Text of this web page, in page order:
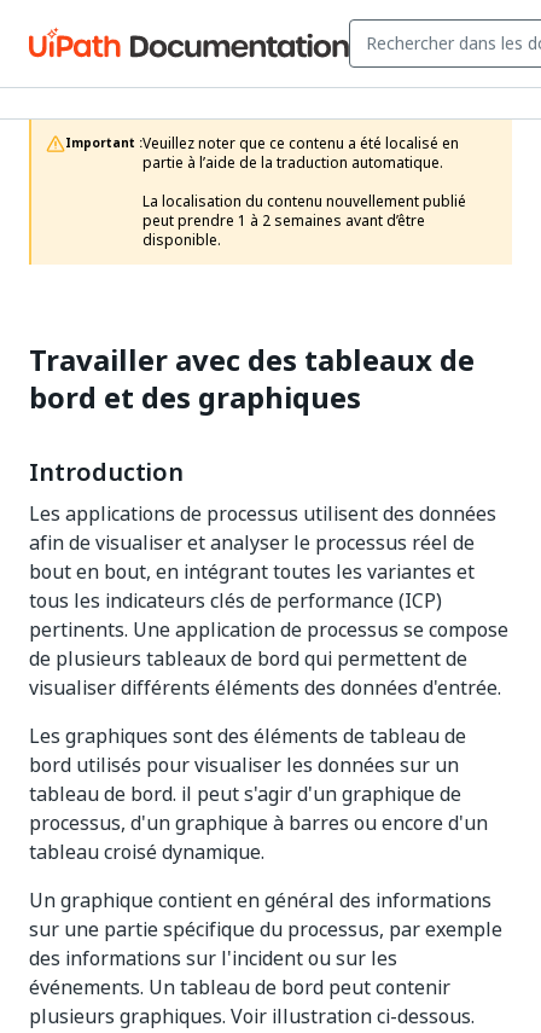
Important :Veuillez noter que ce contenu a été localisé en
partie à l’aide de la traduction automatique.
La localisation du contenu nouvellement publié
peut prendre 1 à 2 semaines avant d’être
disponible.
Travailler avec des tableaux de
bord et des graphiques
Introduction
Les applications de processus utilisent des données
afin de visualiser et analyser le processus réel de
bout en bout, en intégrant toutes les variantes et
tous les indicateurs clés de performance (ICP)
pertinents. Une application de processus se compose
de plusieurs tableaux de bord qui permettent de
visualiser différents éléments des données d'entrée.
Les graphiques sont des éléments de tableau de
bord utilisés pour visualiser les données sur un
tableau de bord. il peut s'agir d'un graphique de
processus, d'un graphique à barres ou encore d'un
tableau croisé dynamique.
Un graphique contient en général des informations
sur une partie spécifique du processus, par exemple
des informations sur l'incident ou sur les
événements. Un tableau de bord peut contenir
plusieurs graphiques. Voir illustration ci-dessous.